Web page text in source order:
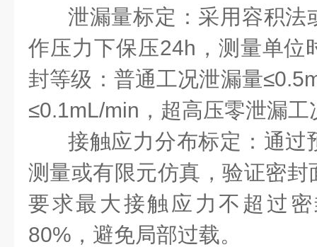
泄漏量标定：采用容积法
作压力下保压24h，测量单位
封等级：普通工况泄漏量
≤0.1mL/min，超高压零泄漏
接触应力分布标定：通过
测量或有限元仿真，验证密
要求最大接触应力不超过
80%，避免局部过载。